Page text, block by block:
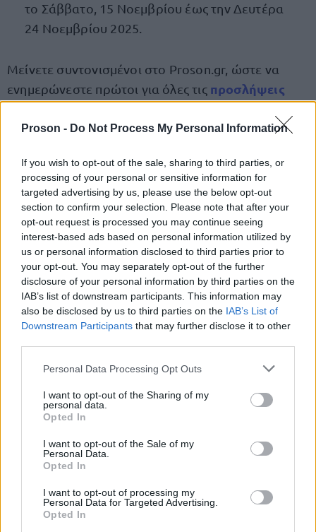
Proson - Do Not Process My Personal Information
If you wish to opt-out of the sale, sharing to third parties, or
processing of your personal or sensitive information for
targeted advertising by us, please use the below opt-out
section to confirm your selection. Please note that after your
opt-out request is processed you may continue seeing
interest-based ads based on personal information utilized by
us or personal information disclosed to third parties prior to
your opt-out. You may separately opt-out of the further
disclosure of your personal information by third parties on the
IAB’s list of downstream participants. This information may
also be disclosed by us to third parties on the IAB’s List of
Downstream Participants that may further disclose it to other
Please note that this website/app uses one or more Google
not limited to your visit or usage behaviour. You may click to
grant or deny consent to Google and its third-party tags to
use your data for below specified purposes in below Google
consent section.
Personal Data Processing Opt Outs
I want to opt-out of the Sharing of my
personal data.
Opted In
I want to opt-out of the Sale of my
Personal Data.
Opted In
I want to opt-out of processing my
Personal Data for Targeted Advertising.
Opted In
το Σάββατο, 15 Νοεμβρίου έως την Δευτέρα
24 Νοεμβρίου 2025.
Μείνετε συντονισμένοι στο Proson.gr, ώστε να
ενημερώνεστε πρώτοι για όλες τις προσλήψεις
Κάντε εύκολα την αίτηση σας με
τη βοήθεια του Proson.gr
Το γραφείο αιτήσεων τουProson.gr
αναλαμβάνει κάθε χρόνο να κάνει την
αίτησησεχιλιάδεςενδιαφερόμενους
που αναζητούνεργασίαστο δημόσιο.
Ταεξειδικευμένα στελέχηπου
απαρτίζουν την ομάδα αναλαμβάνουν να
σας κάνουν την αίτηση εύκολα και
γρήγορα καθώς
διαβάζουν αναλυτικά
τι χαρτιά χρειάζονται.
προσωπικό το γραφείο μας αναλαμβάνει
να σας κάνει την αίτηση